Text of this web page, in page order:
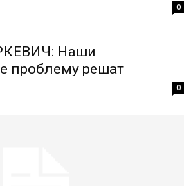
0
Наши
проблему решат
0